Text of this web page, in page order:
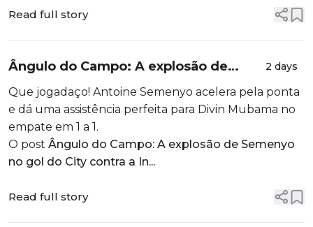
Read full story
Ângulo do Campo: A explosão de
Semenyo no gol do City contra a Inter
2 days
Que jogadaço! Antoine Semenyo acelera pela ponta
e dá uma assistência perfeita para Divin Mubama no
empate em 1 a 1.
O post Ângulo do Campo: A explosão de Semenyo
no gol do City contra a In...
Read full story